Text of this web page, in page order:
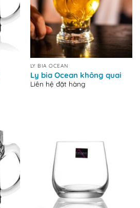
LY BIA OCEAN
Ly bia Ocean không quai
Liên hệ đặt hàng